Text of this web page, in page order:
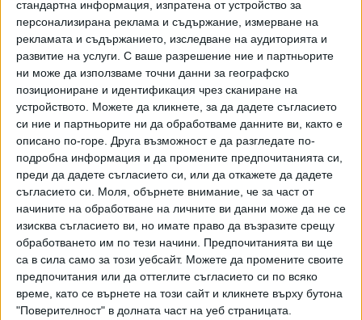
стандартна информация, изпратена от устройство за
персонализирана реклама и съдържание, измерване на
рекламата и съдържанието, изследване на аудиторията и
развитие на услуги. С ваше разрешение ние и партньорите
ни може да използваме точни данни за географско
позициониране и идентификация чрез сканиране на
устройството. Можете да кликнете, за да дадете съгласието
си ние и партньорите ни да обработваме данните ви, както е
описано по-горе. Друга възможност е да разгледате по-
подробна информация и да промените предпочитанията си,
преди да дадете съгласието си, или да откажете да дадете
съгласието си.
Моля, обърнете внимание, че за част от
начините на обработване на личните ви данни може да не се
изисква съгласието ви, но имате право да възразите срещу
обработването им по тези начини. Предпочитанията ви ще
са в сила само за този уебсайт. Можете да промените своите
предпочитания или да оттеглите съгласието си по всяко
време, като се върнете на този сайт и кликнете върху бутона
"Поверителност" в долната част на уеб страницата.
една от покритите със специална мазилка мумии са
открити позлатени изображения на Озирис, които
частично я покривали. Самата мазилка е направена от
няколко слоя ленено платно, импрегнирани с лепило и
покрити с гипс.
Мартинес разкри още, че измазана с гипс глава на
друга мумия е била украсена с позлатени изображения на
корона, рога и кобра. На гърдите ѝ е имало изображение
на огърлица с висулка под формата на глава на сокол -
символът на бога на небето и слънцето Хор.
Според Халед Або Ел Хамд, говорител на
Министерството на Античността в Александрия,
при разкопките в Тапосирис Магна са открити и женска
погребална маска, осем листенца от златна корона и
осем мраморни маски от гръцкия и римския период.